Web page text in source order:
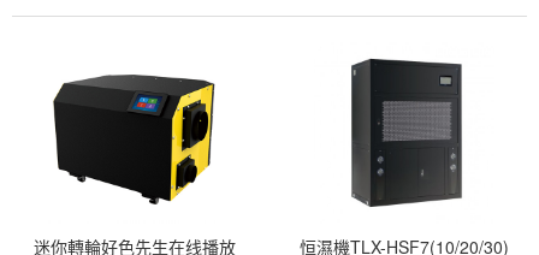
迷你轉輪好色先生在线播放 恒濕機TLX-HSF7(10/20/30)